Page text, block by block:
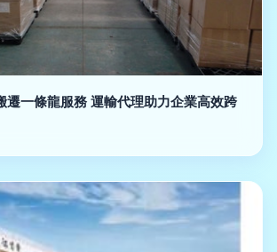
遷一條龍服務 運輸代理助力企業高效跨